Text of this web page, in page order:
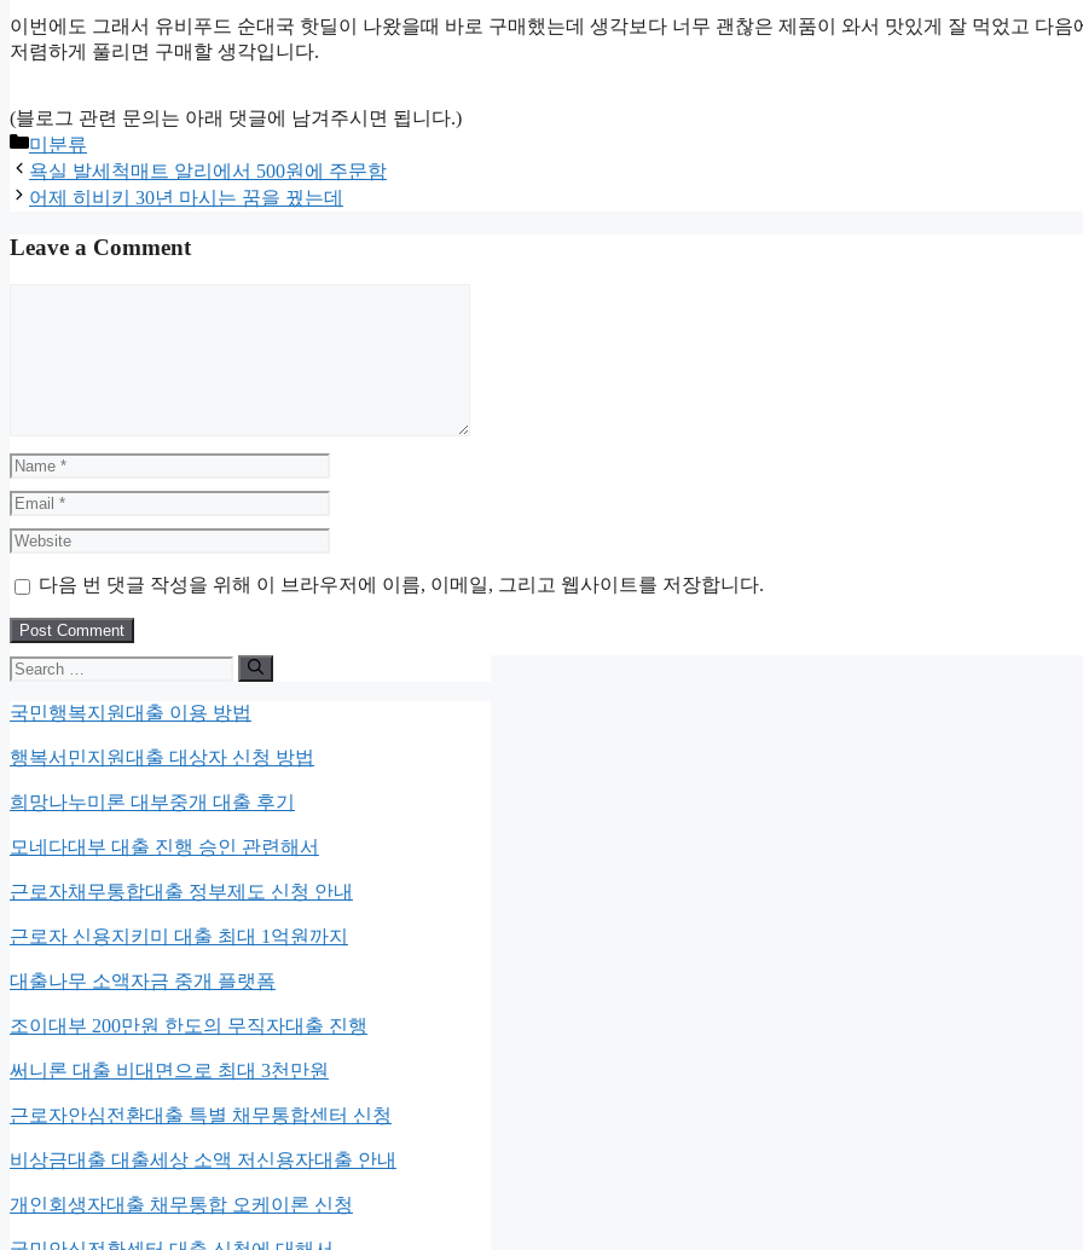
이번에도 그래서 유비푸드 순대국 핫딜이 나왔을때 바로 구매했는데 생각보다 너무 괜찮은 제품이 와서 맛있게 잘 먹었고 다음
저렴하게 풀리면 구매할 생각입니다.
(블로그 관련 문의는 아래 댓글에 남겨주시면 됩니다.)
Categories
미분류
욕실 발세척매트 알리에서 500원에 주문함
어제 히비키 30년 마시는 꿈을 꿨는데
Leave a Comment
Name
Email
Website
다음 번 댓글 작성을 위해 이 브라우저에 이름, 이메일, 그리고 웹사이트를 저장합니다.
Search
for:
국민행복지원대출 이용 방법
행복서민지원대출 대상자 신청 방법
희망나누미론 대부중개 대출 후기
모네다대부 대출 진행 승인 관련해서
근로자채무통합대출 정부제도 신청 안내
근로자 신용지키미 대출 최대 1억원까지
대출나무 소액자금 중개 플랫폼
조이대부 200만원 한도의 무직자대출 진행
써니론 대출 비대면으로 최대 3천만원
근로자안심전환대출 특별 채무통합센터 신청
비상금대출 대출세상 소액 저신용자대출 안내
개인회생자대출 채무통합 오케이론 신청